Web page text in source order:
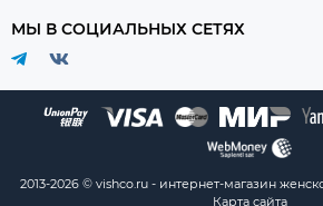
МЫ В СОЦИАЛЬНЫХ СЕТЯХ
2013-2026 © vishco.ru - интернет-магазин
Карта сайта